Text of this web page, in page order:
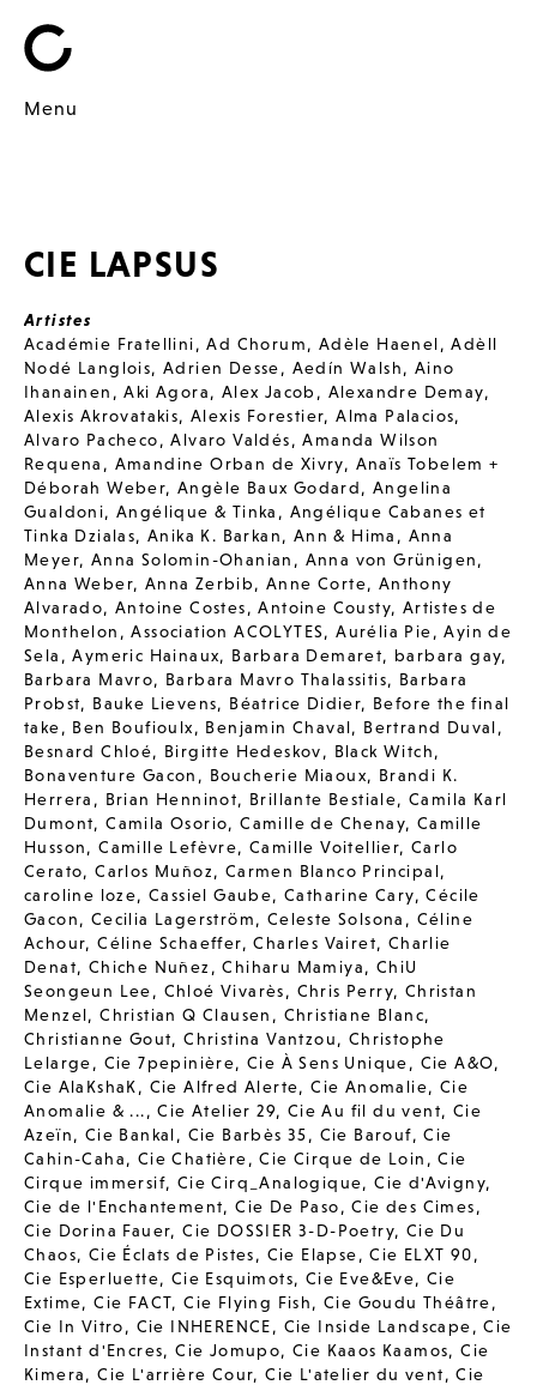
Menu
CIE LAPSUS
Artistes
Académie Fratellini,Ad Chorum, Adèle Haenel,Adèll
Nodé Langlois,Adrien Desse, Aedín Walsh, Aino
Ihanainen ,Aki Agora, Alex Jacob , Alexandre Demay,
Alexis Akrovatakis,Alexis Forestier,Alma Palacios,
Alvaro Pacheco,Alvaro Valdés,Amanda Wilson
Requena , Amandine Orban de Xivry, Anaïs Tobelem +
Déborah Weber,Angèle Baux Godard,Angelina
Gualdoni,Angélique & Tinka , Angélique Cabanes et
Tinka Dzialas,Anika K. Barkan, Ann & Hima , Anna
Meyer, Anna Solomin-Ohanian , Anna von Grünigen,
Anna Weber, Anna Zerbib,Anne Corte, Anthony
Alvarado,Antoine Costes,Antoine Cousty, Artistes de
Monthelon ,Association ACOLYTES,Aurélia Pie,Ayin de
Sela ,Aymeric Hainaux, Barbara Demaret, barbara gay,
Barbara Mavro, Barbara Mavro Thalassitis, Barbara
Probst, Bauke Lievens, Béatrice Didier, Before the final
take, Ben Boufioulx, Benjamin Chaval, Bertrand Duval,
Besnard Chloé, Birgitte Hedeskov, Black Witch,
Bonaventure Gacon , Boucherie Miaoux, Brandi K.
Herrera , Brian Henninot, Brillante Bestiale,Camila Karl
Dumont,Camila Osorio,Camille de Chenay, Camille
Husson,Camille Lefèvre,Camille Voitellier,Carlo
Cerato,Carlos Muñoz, Carmen Blanco Principal,
caroline loze,Cassiel Gaube,Catharine Cary,Cécile
Gacon, Cecilia Lagerström, Celeste Solsona , Céline
Achour,Céline Schaeffer,Charles Vairet, Charlie
Denat, Chiche Nuñez ,Chiharu Mamiya, ChiU
Seongeun Lee, Chloé Vivarès, Chris Perry, Christan
Menzel,Christian Q Clausen , Christiane Blanc,
Christianne Gout,Christina Vantzou, Christophe
Lelarge, Cie 7pepinière,Cie À Sens Unique, Cie A&O,
Cie AlaKshaK, Cie Alfred Alerte,Cie Anomalie, Cie
Anomalie & ...,Cie Atelier 29, Cie Au fil du vent, Cie
Azeïn, Cie Bankal, Cie Barbès 35, Cie Barouf,Cie
Cahin-Caha, Cie Chatière,Cie Cirque de Loin ,Cie
Cirque immersif, Cie Cirq_Analogique,Cie d'Avigny,
Cie de l'Enchantement,Cie De Paso,Cie des Cimes,
Cie Dorina Fauer,Cie DOSSIER 3-D-Poetry, Cie Du
Chaos, Cie Éclats de Pistes, Cie Elapse,Cie ELXT 90,
Cie Esperluette, Cie Esquimots, Cie Eve&Eve,Cie
Extime,Cie FACT,Cie Flying Fish,Cie Goudu Théâtre,
Cie In Vitro, Cie INHERENCE, Cie Inside Landscape,Cie
Instant d'Encres,Cie Jomupo,Cie Kaaos Kaamos,Cie
Kimera,Cie L'arrière Cour,Cie L'atelier du vent,Cie